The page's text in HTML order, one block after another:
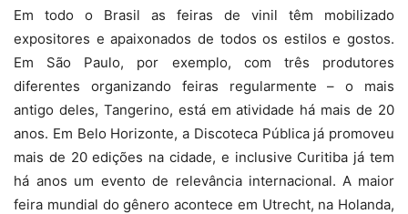
Em todo o Brasil as feiras de vinil têm mobilizado
expositores e apaixonados de todos os estilos e gostos.
Em São Paulo, por exemplo, com três produtores
diferentes organizando feiras regularmente – o mais
antigo deles, Tangerino, está em atividade há mais de 20
anos. Em Belo Horizonte, a Discoteca Pública já promoveu
mais de 20 edições na cidade, e inclusive Curitiba já tem
há anos um evento de relevância internacional. A maior
feira mundial do gênero acontece em Utrecht, na Holanda,